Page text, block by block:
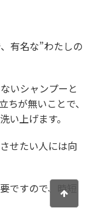
有名な”わたしの
いシャンプーと
ちが無いことで、
い上げます。
せたい人には向
ですので、時短